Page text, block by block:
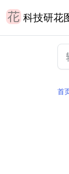
科技研花
首